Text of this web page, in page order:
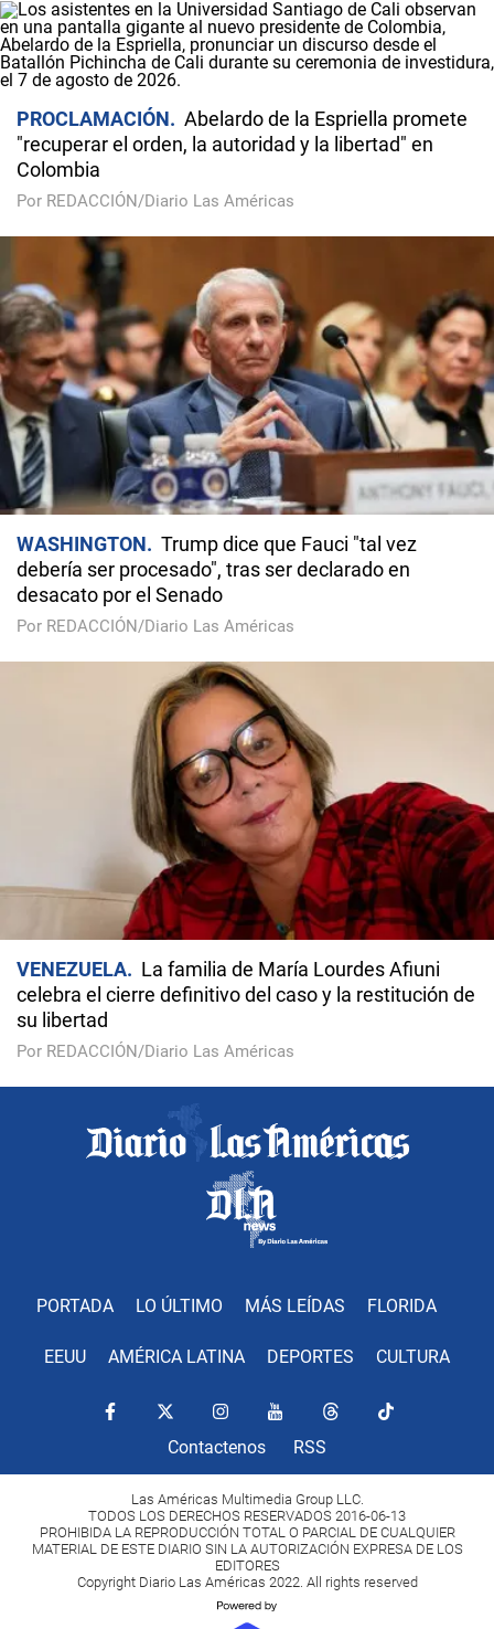
PROCLAMACIÓN
Abelardo de la Espriella promete
"recuperar el orden, la autoridad y la libertad" en
Colombia
Por REDACCIÓN/Diario Las Américas
WASHINGTON
Trump dice que Fauci "tal vez
debería ser procesado", tras ser declarado en
desacato por el Senado
Por REDACCIÓN/Diario Las Américas
VENEZUELA
La familia de María Lourdes Afiuni
celebra el cierre definitivo del caso y la restitución de
su libertad
Por REDACCIÓN/Diario Las Américas
PORTADA LO ÚLTIMO MÁS LEÍDAS FLORIDA
EEUU AMÉRICA LATINA DEPORTES CULTURA
Contactenos RSS
Las Américas Multimedia Group LLC.
TODOS LOS DERECHOS RESERVADOS 2016-06-13
PROHIBIDA LA REPRODUCCIÓN TOTAL O PARCIAL DE CUALQUIER
MATERIAL DE ESTE DIARIO SIN LA AUTORIZACIÓN EXPRESA DE LOS
EDITORES
Copyright Diario Las Américas 2022. All rights reserved